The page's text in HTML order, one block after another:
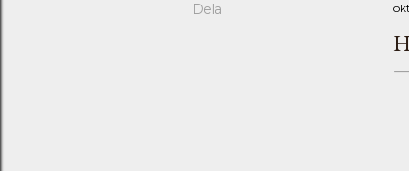
Dela